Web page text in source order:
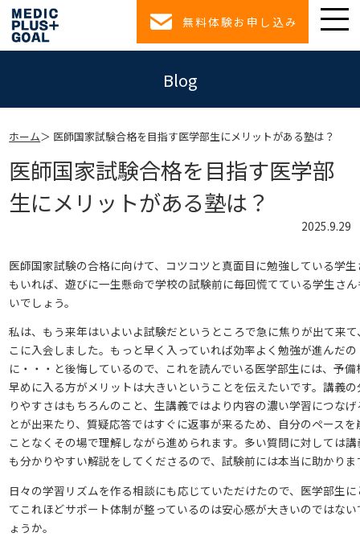
無料体験お申し込み
Blog
ホーム 医師国家試験合格を目指す医学部生にメリットがある塾は？
医師国家試験合格を目指す医学部
生にメリットがある塾は？
2025.9.29
医師国家試験の合格に向けて、コツコツと真面目に勉強している学
もいれば、遊びに一生懸命で学校の試験前に毎回慌てている学生さ
いでしょう。
私は、もう来年はいよいよ試験だというところで急に焦りが出て来て
こに入会しました。もっと早く入っていれば効率よく勉強が進んだの
に・・・と後悔しているので、これを読んでいる医学部生には、予備
早めに入る方がメリットは大きいということを伝えたいです。講義の
りやすさはもちろんのこと、生講義ではより内容の濃い学習につな
とが出来たり、質疑応答ではすぐに返事が来るため、自分のペースを
ことなくその場で理解しながら進められます。多い質問に対しては
も分かりやすい解説をしてくださるので、試験前には本当に助かりま
日々の学習リズムを作る相談にも応じていただけたので、医学部生
てこれほどサポート体制が整っているのは安心感が大きいのではな
ょうか。